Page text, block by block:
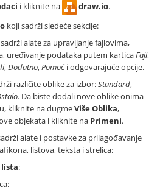
i kliknite na draw.io.
koji sadrži sledeće sekcije:
sadrži alate za upravljanje fajlovima,
uređivanje podataka putem karticaFajl,
,Dodatno,Pomoć i odgovarajuće opcije.
različite oblike za izbor:Standard,
. Da biste dodali nove oblike onima
kliknite na dugmeViše Oblika,
objekata i kliknite na Primeni.
alate i postavke za prilagođavanje
listova, teksta i strelica:
lista: